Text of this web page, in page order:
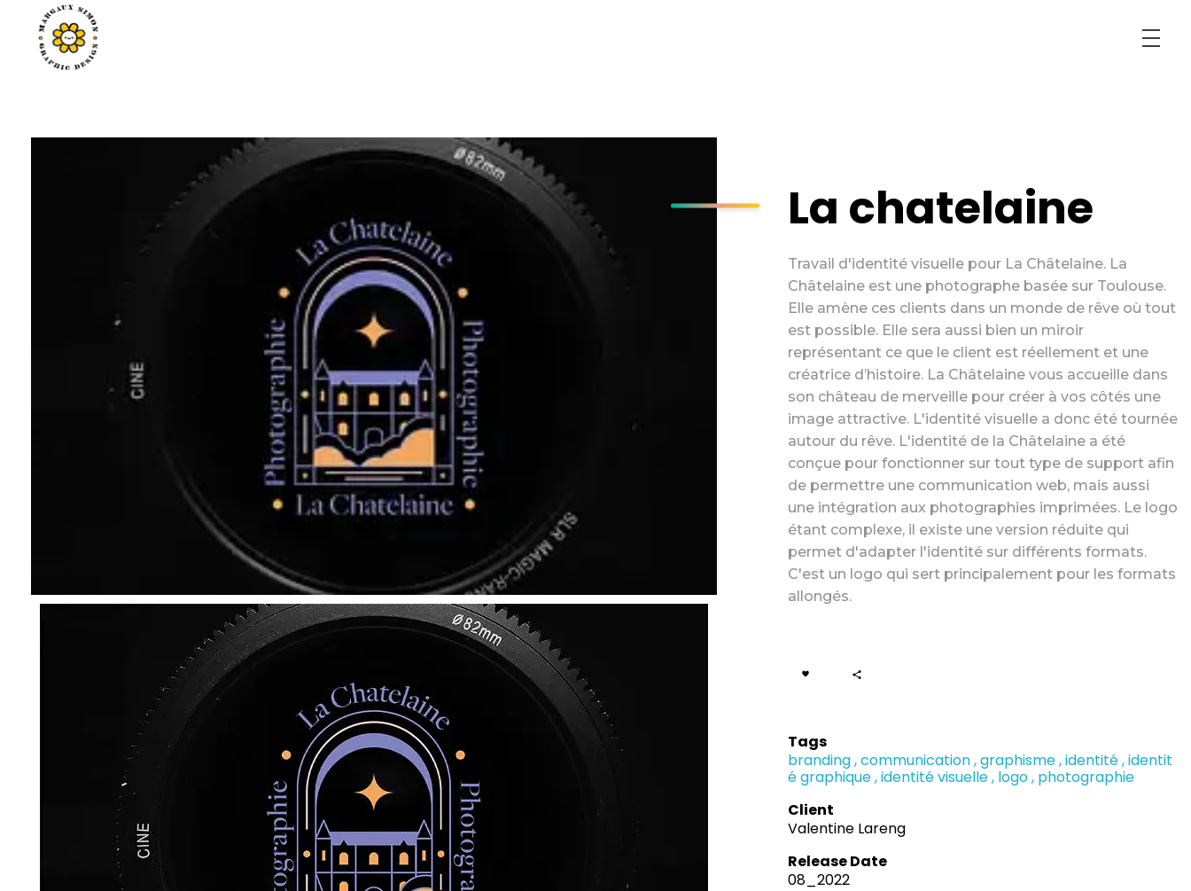
La chatelaine
Travail d'identité visuelle pour La Châtelaine. La
Châtelaine est une photographe basée sur Toulouse.
Elle amène ces clients dans un monde de rêve où tout
est possible. Elle sera aussi bien un miroir
représentant ce que le client est réellement et une
créatrice d’histoire. La Châtelaine vous accueille dans
son château de merveille pour créer à vos côtés une
image attractive. L'identité visuelle a donc été tournée
autour du rêve. L'identité de la Châtelaine a été
conçue pour fonctionner sur tout type de support afin
de permettre une communication web, mais aussi
une intégration aux photographies imprimées. Le logo
étant complexe, il existe une version réduite qui
permet d'adapter l'identité sur différents formats.
C'est un logo qui sert principalement pour les formats
allongés.
Tags
branding communication graphisme identité identit
é graphique identité visuelle logo photographie
Client
Valentine Lareng
Release Date
08_2022